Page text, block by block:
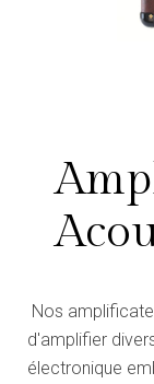
Nos
d'amplifier
électronique